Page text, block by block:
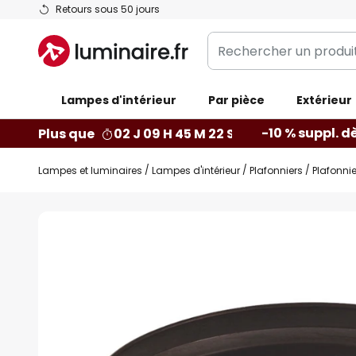
Retours sous 50 jours
Allez
contenu
Rechercher
un
catégorie...
Lampes d'intérieur Par pièce Extérieur
Plus que 02 J 09 H 45 M 21 S -10 % suppl.
Lampes et luminaires Lampes d'intérieur Plafonniers